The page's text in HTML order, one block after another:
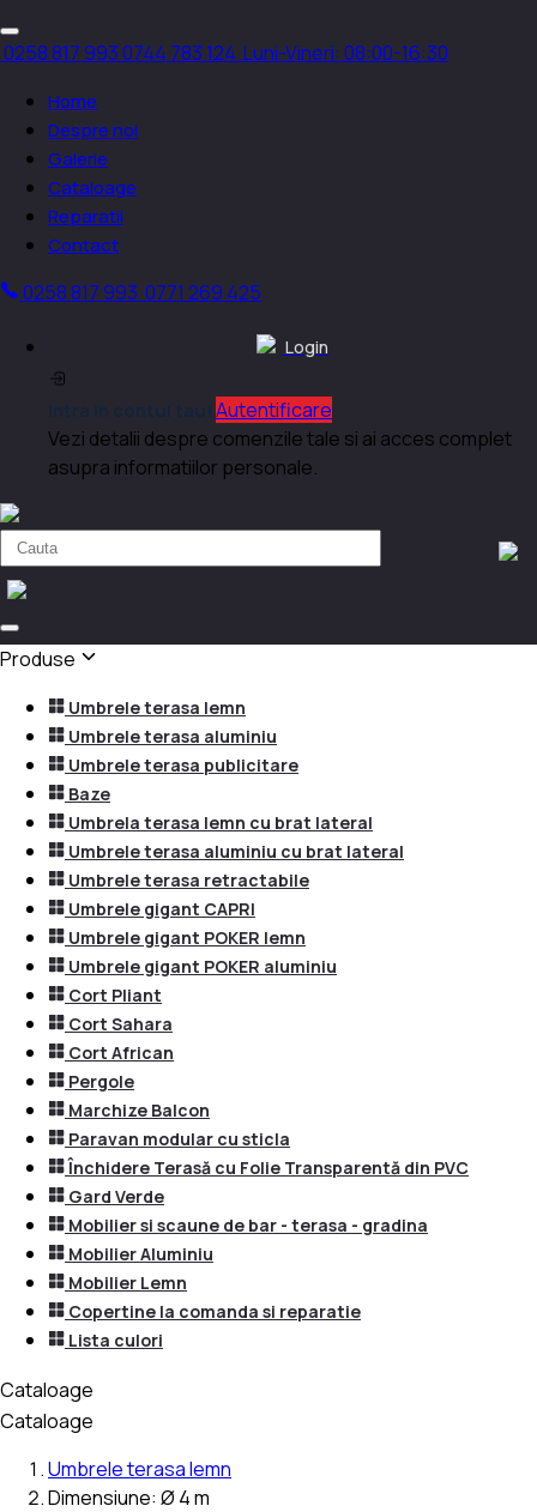
0258 817 9930744 783 124 Luni-Vineri: 08:00-16:30
Home
Despre noi
Galerie
Cataloage
Reparatii
Contact
0258 817 993 0771 269 425
Login
Autentificare
Vezi detalii despre comenzile tale si ai acces complet
asupra informatiilor personale.
Produse
Umbrele terasa lemn
Umbrele terasa aluminiu
Umbrele terasa publicitare
Baze
Umbrela terasa lemn cu brat lateral
Umbrele terasa aluminiu cu brat lateral
Umbrele terasa retractabile
Umbrele gigant CAPRI
Umbrele gigant POKER lemn
Umbrele gigant POKER aluminiu
Cort Pliant
Cort Sahara
Cort African
Pergole
Marchize Balcon
Paravan modular cu sticla
Închidere Terasă cu Folie Transparentă din PVC
Gard Verde
Mobilier si scaune de bar - terasa - gradina
Mobilier Aluminiu
Mobilier Lemn
Copertine la comanda si reparatie
Lista culori
Cataloage
Cataloage
Umbrele terasa lemn
Dimensiune: Ø 4 m